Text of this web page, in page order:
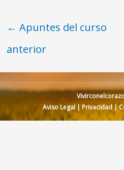
← Apuntes del curso
anterior
Aviso Legal | Privacidad|